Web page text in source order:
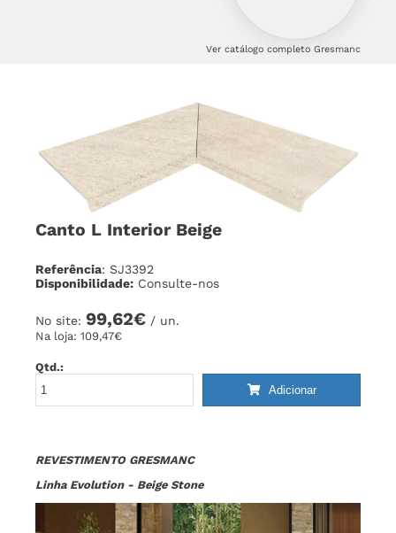
Ver catálogo completo Gresmanc
Canto L Interior Beige
Referência: SJ3392
Disponibilidade: Consulte-nos
No site: 99,62€ / un.
Na loja: 109,47€
Qtd.:
Adicionar
REVESTIMENTO GRESMANC
Linha Evolution - Beige Stone